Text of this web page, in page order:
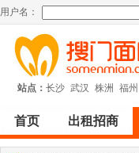
用户名：
站点： 长沙 武汉 株洲 福州
首页 出租招商